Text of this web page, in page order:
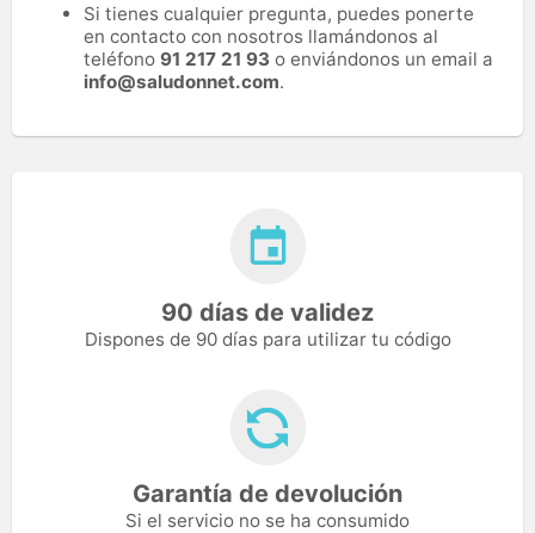
Si tienes cualquier pregunta, puedes ponerte
en contacto con nosotros llamándonos al
teléfono 91 217 21 93 o enviándonos un email a
info@saludonnet.com.
90 días de validez
Dispones de 90 días para utilizar tu código
Garantía de devolución
Si el servicio no se ha consumido